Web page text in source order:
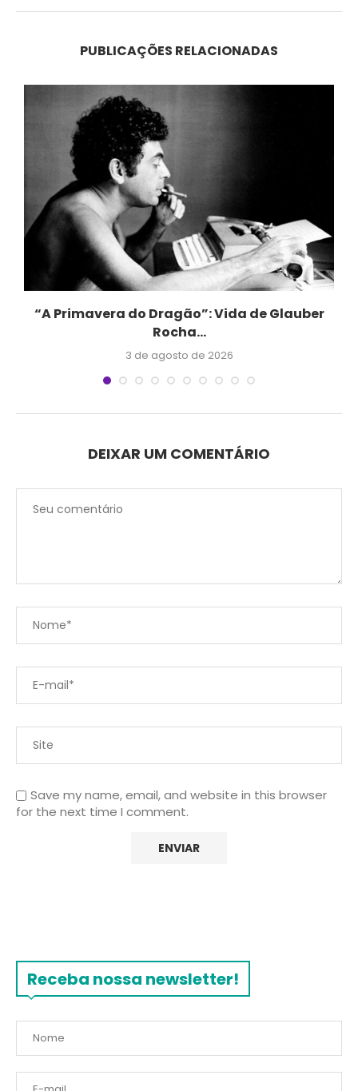
PUBLICAÇÕES RELACIONADAS
“A Primavera do Dragão”: Vida de Glauber
Rocha...
3 de agosto de 2026
DEIXAR UM COMENTÁRIO
Save my name, email, and website in this browser
for the next time I comment.
Receba nossa newsletter!